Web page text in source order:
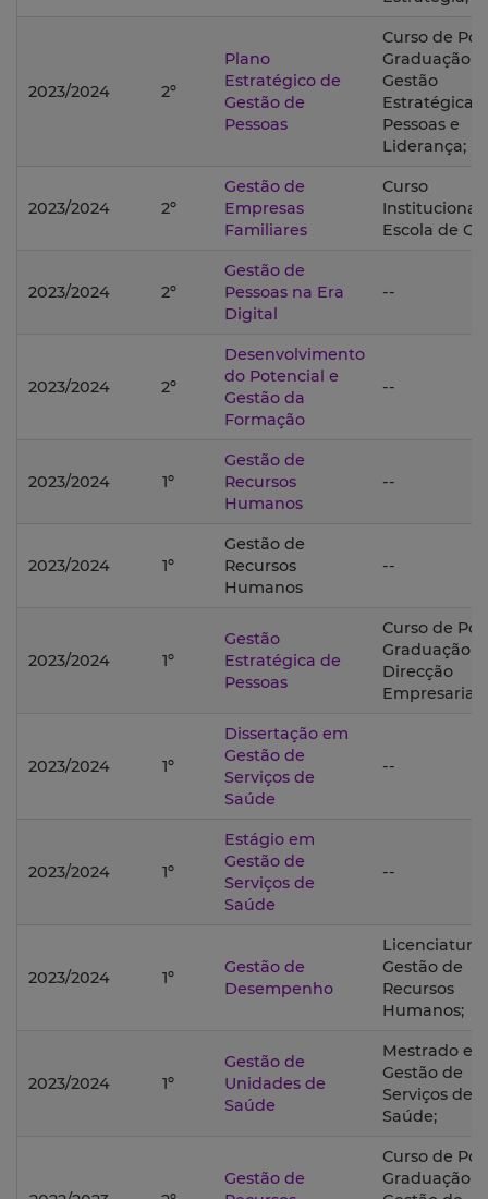
2023/2024 2º
Plano
Estratégico de
Gestão de
Pessoas
Curso de Pós
Graduação
Gestão
Estratégica
Pessoas e
Liderança;
2023/2024 2º
Gestão de
Empresas
Familiares
Curso
Institucional
Escola de
2023/2024 2º
Gestão de
Pessoas na Era
Digital
--
2023/2024 2º
Desenvolvimento
do Potencial e
Gestão da
Formação
--
2023/2024 1º
Gestão de
Recursos
Humanos
--
2023/2024 1º
Gestão de
Recursos
Humanos
--
2023/2024 1º
Gestão
Estratégica de
Pessoas
Curso de Pós
Graduação
Direcção
Empresarial;
2023/2024 1º
Dissertação em
Gestão de
Serviços de
Saúde
--
2023/2024 1º
Estágio em
Gestão de
Serviços de
Saúde
--
2023/2024 1º
Gestão de
Desempenho
Licenciatura
Gestão de
Recursos
Humanos;
2023/2024 1º
Gestão de
Unidades de
Saúde
Mestrado em
Gestão de
Serviços de
Saúde;
Gestão de
Curso de Pós
Graduação